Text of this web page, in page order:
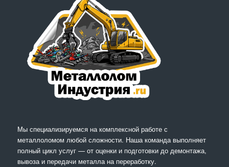
Мы специализируемся на комплексной работе с
металлоломом любой сложности. Наша команда выполняет
полный цикл услуг — от оценки и подготовки до демонтажа,
вывоза и передачи металла на переработку.